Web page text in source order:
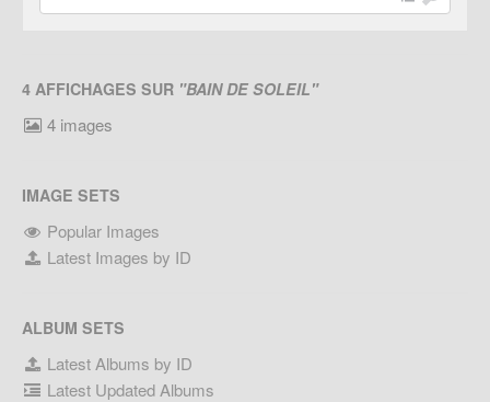
4 AFFICHAGES SUR "BAIN DE SOLEIL"
4 images
IMAGE SETS
Popular Images
Latest Images by ID
ALBUM SETS
Latest Albums by ID
Latest Updated Albums